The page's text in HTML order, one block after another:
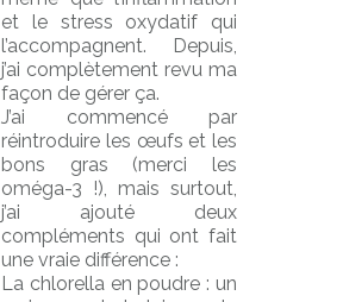
et le stress oxydatif qui
l’accompagnent. Depuis,
j’ai complètement revu ma
façon de gérer ça.
J’ai commencé par
réintroduire les œufs et les
bons gras (merci les
oméga-3 !), mais surtout,
j’ai ajouté deux
compléments qui ont fait
une vraie différence :
La chlorella en poudre : un